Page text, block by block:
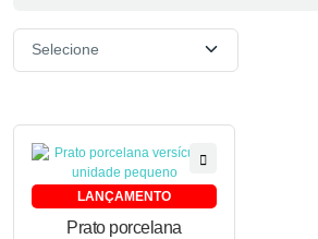
LANÇAMENTO
Prato porcelana